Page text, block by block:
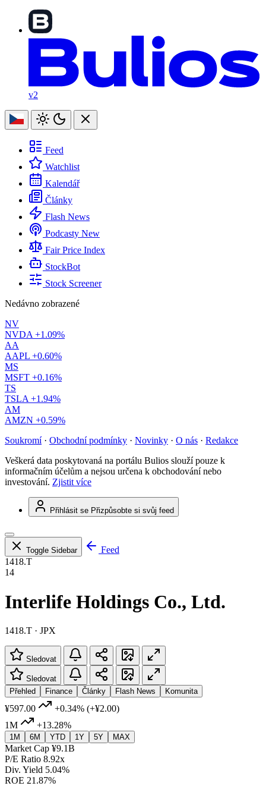
v2
Feed
Watchlist
Kalendář
Články
Flash News
Podcasty New
Fair Price Index
StockBot
Stock Screener
Nedávno zobrazené
NV
NVDA +1.09%
AA
AAPL +0.60%
MS
MSFT +0.16%
TS
TSLA +1.94%
AM
AMZN +0.59%
Soukromí · Obchodní podmínky · Novinky · O nás · Redakce
Veškerá data poskytovaná na portálu Bulios slouží pouze k
informačním účelům a nejsou určena k obchodování nebo
investování. Zjistit více
Přihlásit se Přizpůsobte si svůj feed
Toggle Sidebar
Feed
1418.T
14
Interlife Holdings Co., Ltd.
1418.T · JPX
Sledovat
Sledovat
Přehled
Finance Články Flash News Komunita
¥597.00 +0.34% (+¥2.00)
1M
+13.28%
1M 6M YTD 1Y 5Y MAX
Market Cap ¥9.1B
P/E Ratio 8.92x
Div. Yield 5.04%
ROE 21.87%